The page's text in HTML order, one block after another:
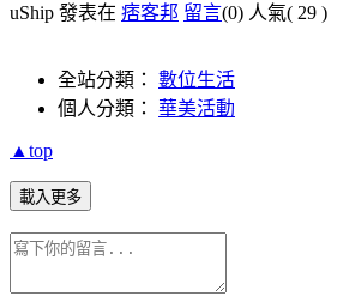
uShip 發表在 痞客邦 留言(0) 人氣( 29 )
全站分類： 數位生活
個人分類： 華美活動
▲top
載入更多